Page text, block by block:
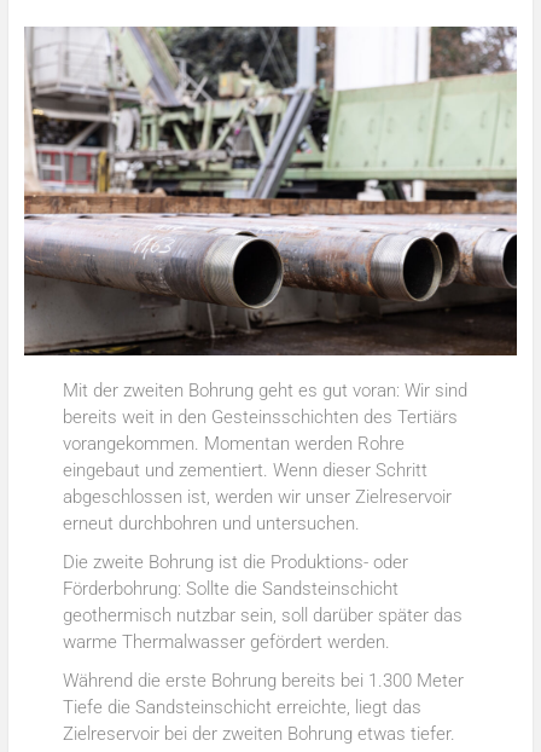
Mit der zweiten Bohrung geht es gut voran: Wir sind
bereits weit in den Gesteinsschichten des Tertiärs
vorangekommen. Momentan werden Rohre
eingebaut und zementiert. Wenn dieser Schritt
abgeschlossen ist, werden wir unser Zielreservoir
erneut durchbohren und untersuchen.
Die zweite Bohrung ist die Produktions- oder
Förderbohrung: Sollte die Sandsteinschicht
geothermisch nutzbar sein, soll darüber später das
warme Thermalwasser gefördert werden.
Während die erste Bohrung bereits bei 1.300 Meter
Tiefe die Sandsteinschicht erreichte, liegt das
Zielreservoir bei der zweiten Bohrung etwas tiefer.